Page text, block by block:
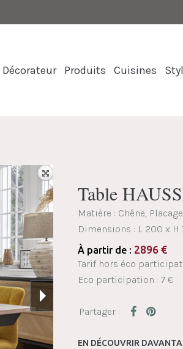
Décorateur Produits Cuisines
Table
Matière : Chêne,
Dimensions : L 200 x H
À partir de : 2896 €
Tarif hors éco
Eco participation : 7 €
EN DÉCOUVRIR